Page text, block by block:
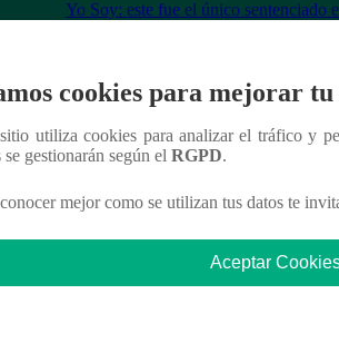
Yo Soy: este fue el único sentenciado
interesar
cookies para mejorar
utiliza cookies para analizar el tráfico y
se gestionarán según el RGPD.
mejor como se utilizan tus datos te
Aceptar